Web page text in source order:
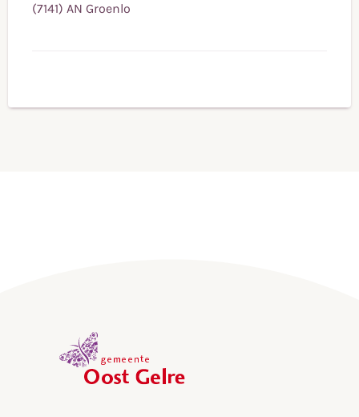
(7141) AN Groenlo